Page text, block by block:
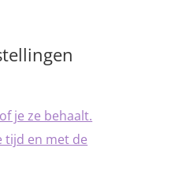
je ze behaalt.
tijd en met de